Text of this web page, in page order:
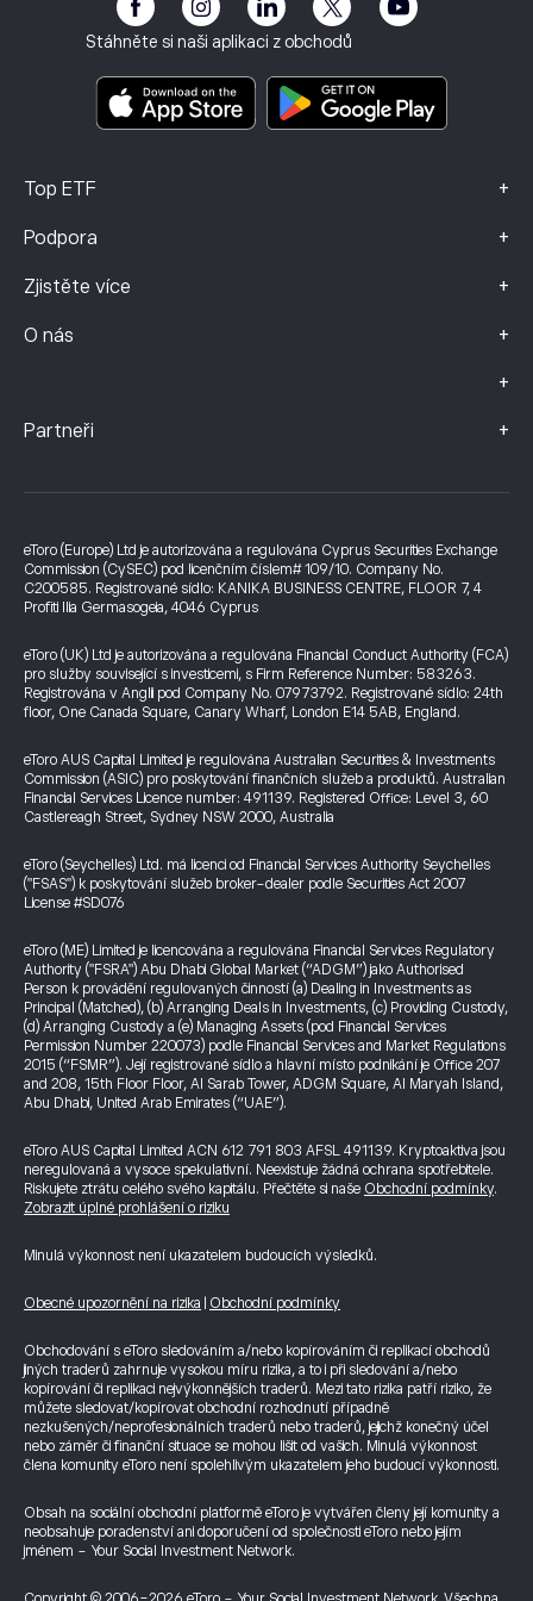
Stáhněte si naši aplikaci z obchodů
Top ETF +
Podpora +
Zjistěte více +
O nás +
+
Smluvní podmínky
Dokumenty s klíčovými informacemi
Údaje o stížnostech (klienti FCA)
Partneři +
Investiční pojištění
eToro (Europe) Ltd je autorizována a regulována Cyprus Securities Exchange
Commission (CySEC) pod licenčním číslem# 109/10. Company No.
C200585. Registrované sídlo: KANIKA BUSINESS CENTRE, FLOOR 7, 4
Profiti Ilia Germasogeia, 4046 Cyprus
eToro (UK) Ltd je autorizována a regulována Financial Conduct Authority (FCA)
pro služby související s investicemi, s Firm Reference Number: 583263.
Registrována v Anglii pod Company No. 07973792. Registrované sídlo: 24th
floor, One Canada Square, Canary Wharf, London E14 5AB, England.
eToro AUS Capital Limited je regulována Australian Securities & Investments
Commission (ASIC) pro poskytování finančních služeb a produktů. Australian
Financial Services Licence number: 491139. Registered Office: Level 3, 60
Castlereagh Street, Sydney NSW 2000, Australia
eToro (Seychelles) Ltd. má licenci od Financial Services Authority Seychelles
("FSAS") k poskytování služeb broker-dealer podle Securities Act 2007
License #SD076
eToro (ME) Limited je licencována a regulována Financial Services Regulatory
Authority ("FSRA") Abu Dhabi Global Market (“ADGM”) jako Authorised
Person k provádění regulovaných činností (a) Dealing in Investments as
Principal (Matched), (b) Arranging Deals in Investments, (c) Providing Custody,
(d) Arranging Custody a (e) Managing Assets (pod Financial Services
Permission Number 220073) podle Financial Services and Market Regulations
2015 (“FSMR”). Její registrované sídlo a hlavní místo podnikání je Office 207
and 208, 15th Floor Floor, Al Sarab Tower, ADGM Square, Al Maryah Island,
Abu Dhabi, United Arab Emirates (“UAE”).
eToro AUS Capital Limited ACN 612 791 803 AFSL 491139. Kryptoaktiva jsou
neregulovaná a vysoce spekulativní. Neexistuje žádná ochrana spotřebitele.
Riskujete ztrátu celého svého kapitálu. Přečtěte si naše Obchodní podmínky.
Zobrazit úplné prohlášení o riziku
Minulá výkonnost není ukazatelem budoucích výsledků.
Obecné upozornění na rizika Obchodní podmínky
Obchodování s eToro sledováním a/nebo kopírováním či replikací obchodů
jiných traderů zahrnuje vysokou míru rizika, a to i při sledování a/nebo
kopírování či replikaci nejvýkonnějších traderů. Mezi tato rizika patří riziko, že
můžete sledovat/kopírovat obchodní rozhodnutí případně
nezkušených/neprofesionálních traderů nebo traderů, jejichž konečný účel
nebo záměr či finanční situace se mohou lišit od vašich. Minulá výkonnost
člena komunity eToro není spolehlivým ukazatelem jeho budoucí výkonnosti.
Obsah na sociální obchodní platformě eToro je vytvářen členy její komunity a
neobsahuje poradenství ani doporučení od společnosti eToro nebo jejím
jménem - Your Social Investment Network.